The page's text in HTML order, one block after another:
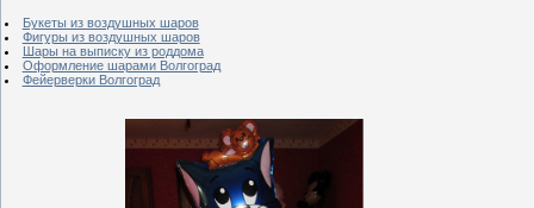
Букеты из воздушных шаров
Фигуры из воздушных шаров
Шары на выписку из роддома
Оформление шарами Волгоград
Фейерверки Волгоград